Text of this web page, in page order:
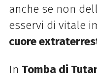
anche se non
esservi di vitale
cuore
In Tomba di